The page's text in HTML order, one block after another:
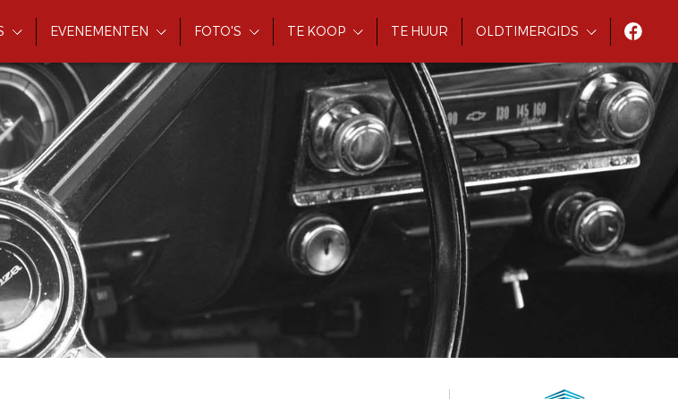
EVENEMENTEN FOTO'S TE KOOP TE HUUR OLDTIMERGIDS